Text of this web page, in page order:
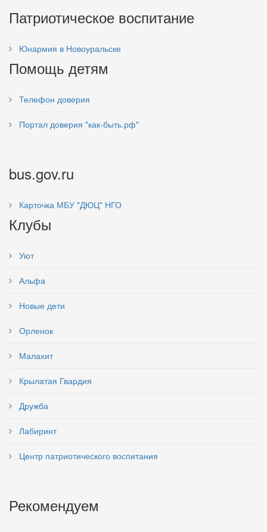
Патриотическое воспитание
Юнармия в Новоуральске
Помощь детям
Телефон доверия
Портал доверия "как-быть.рф"
bus.gov.ru
Карточка МБУ "ДЮЦ" НГО
Клубы
Уют
Альфа
Новые дети
Орленок
Малахит
Крылатая Гвардия
Дружба
Лабиринт
Центр патриотического воспитания
Рекомендуем